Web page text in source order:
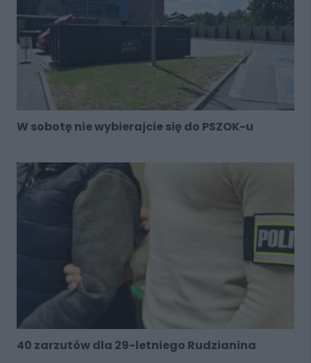
W sobotę nie wybierajcie się do PSZOK-u
40 zarzutów dla 29-letniego Rudzianina